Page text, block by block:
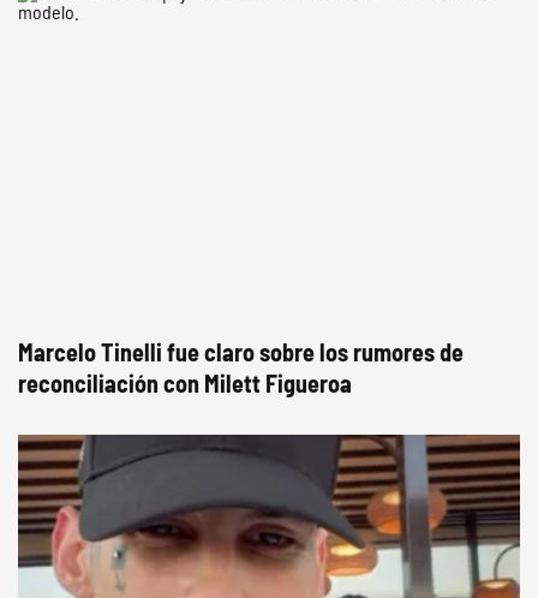
Marcelo Tinelli fue claro sobre los rumores de
reconciliación con Milett Figueroa